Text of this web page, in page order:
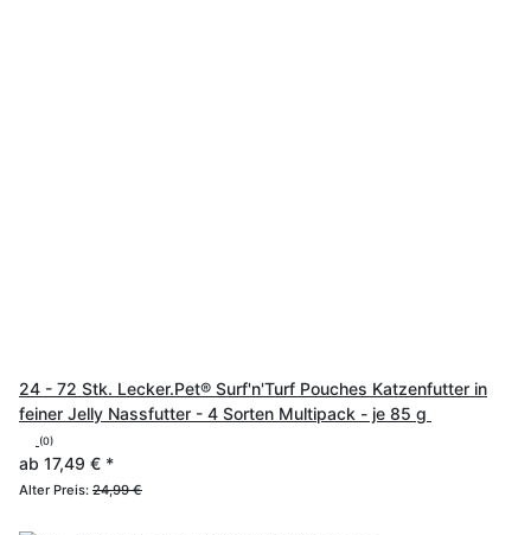
24 - 72 Stk. Lecker.Pet® Surf'n'Turf Pouches Katzenfutter in
feiner Jelly Nassfutter - 4 Sorten Multipack - je 85 g
(0)
ab 17,49 € *
Alter Preis: 24,99 €